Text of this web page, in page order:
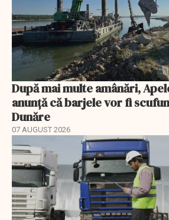
După mai multe amânări,
anunță că barjele vor fi
Dunăre
07 AUGUST 2026